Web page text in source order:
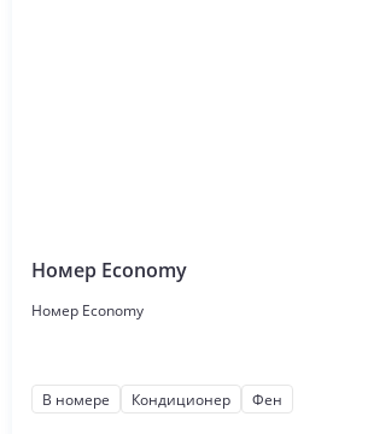
Номер Economy
Номер Economy
В номере Кондиционер Фен